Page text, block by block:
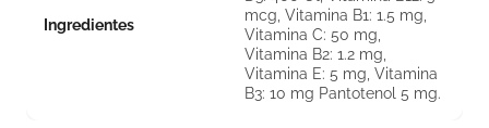
Ingredientes
mcg, Vitamina B1: 1.5 mg,
Vitamina C: 50 mg,
Vitamina B2: 1.2 mg,
Vitamina E: 5 mg, Vitamina
B3: 10 mg Pantotenol 5 mg.